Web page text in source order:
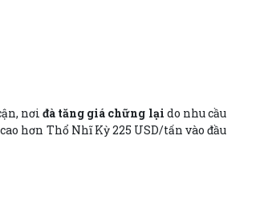
nơiđà tăng giá chững lại do nhu cầu
hơn Thổ Nhĩ Kỳ 225 USD/tấn vào đầu